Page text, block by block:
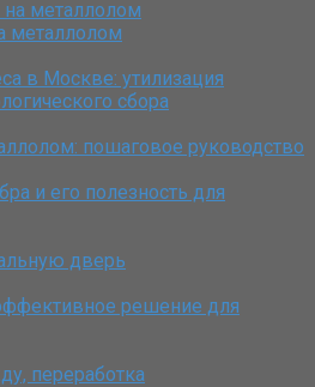
металлолом
в Москве: утилизация
сбора
пошаговое руководство
и его полезность для
дверь
решение для
переработка